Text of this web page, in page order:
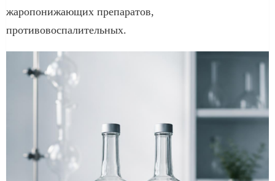
жаропонижающих препаратов,
противовоспалительных.